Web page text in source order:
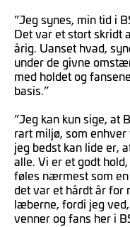
”Jeg synes, min tid i
Det var et stort skridt
årig. Uanset hvad,
under de givne
med holdet og
basis.”
”Jeg kan kun sige, at
rart miljø, som
jeg bedst kan lide er,
alle. Vi er et godt
føles nærmest som
det var et hårdt år for
læberne, fordi jeg
venner og fans her i